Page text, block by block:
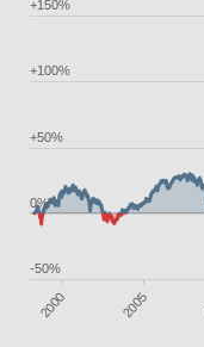
2000 2005
-50%
0%
+50%
+100%
+150%